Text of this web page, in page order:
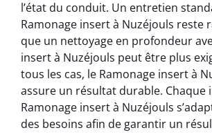
l’état du conduit. Un entretien
Ramonage insert à Nuzéjouls reste
que un nettoyage en profondeur
insert à Nuzéjouls peut être plus
tous les cas, le Ramonage insert à
assure un résultat durable. Chaque
Ramonage insert à Nuzéjouls
des besoins afin de garantir un